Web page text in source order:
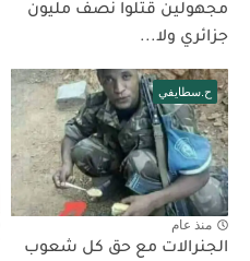
مجهولين قتلوا نصف مليون
جزائري ولا...
ح.سطايفي
منذ عام
الجنرالات مع حق كل شعوب